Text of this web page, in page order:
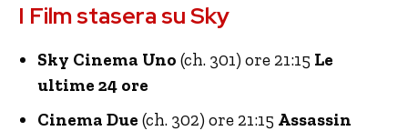
I Film stasera su Sky
Sky Cinema Uno (ch. 301) ore 21:15 Le
ultime 24 ore
Cinema Due (ch. 302) ore 21:15 Assassin